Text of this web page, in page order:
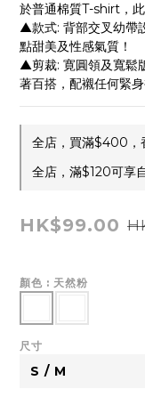
於普通棉質T-shirt，此
▲款式: 背部交叉幼帶
點甜美及性感氣質！
▲剪裁: 寛圓領及寬鬆
著百搭，配襯任何緊身
全店，買滿$400，
全店，滿$120可享
HK$99.00
顏色 : 天然粉
尺寸